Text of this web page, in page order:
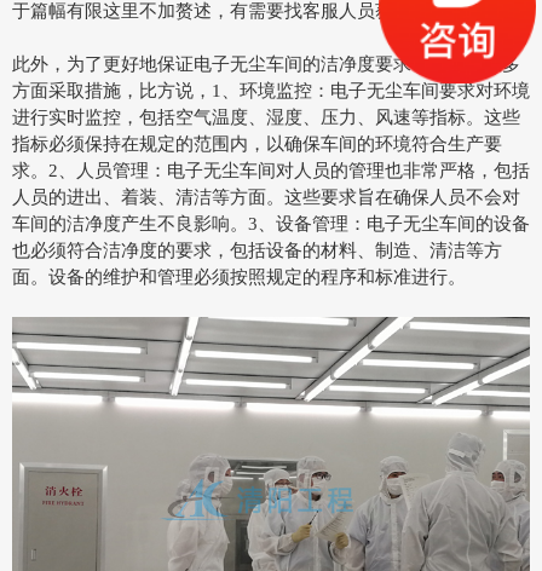
于篇幅有限这里不加赘述，有需要找客服人员获取相应的表格。
此外，为了更好地保证电子无尘车间的洁净度要求，还需要从多
方面采取措施，比方说，1、环境监控：电子无尘车间要求对环境
进行实时监控，包括空气温度、湿度、压力、风速等指标。这些
指标必须保持在规定的范围内，以确保车间的环境符合生产要
求。2、人员管理：电子无尘车间对人员的管理也非常严格，包括
人员的进出、着装、清洁等方面。这些要求旨在确保人员不会对
车间的洁净度产生不良影响。3、设备管理：电子无尘车间的设备
也必须符合洁净度的要求，包括设备的材料、制造、清洁等方
面。设备的维护和管理必须按照规定的程序和标准进行。